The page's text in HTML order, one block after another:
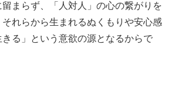
まらず、「人対人」の心の繋がりを
れらから生まれるぬくもりや安心感
きる」という意欲の源となるからで